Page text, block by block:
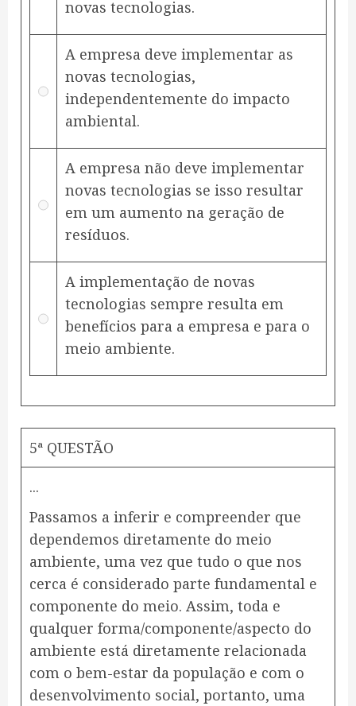
novas tecnologias.
A empresa deve implementar as
novas tecnologias,
independentemente do impacto
ambiental.
A empresa não deve implementar
novas tecnologias se isso resultar
em um aumento na geração de
resíduos.
A implementação de novas
tecnologias sempre resulta em
benefícios para a empresa e para o
meio ambiente.
5ª QUESTÃO
...
Passamos a inferir e compreender que
dependemos diretamente do meio
ambiente, uma vez que tudo o que nos
cerca é considerado parte fundamental e
componente do meio. Assim, toda e
qualquer forma/componente/aspecto do
ambiente está diretamente relacionada
com o bem-estar da população e com o
desenvolvimento social, portanto, uma